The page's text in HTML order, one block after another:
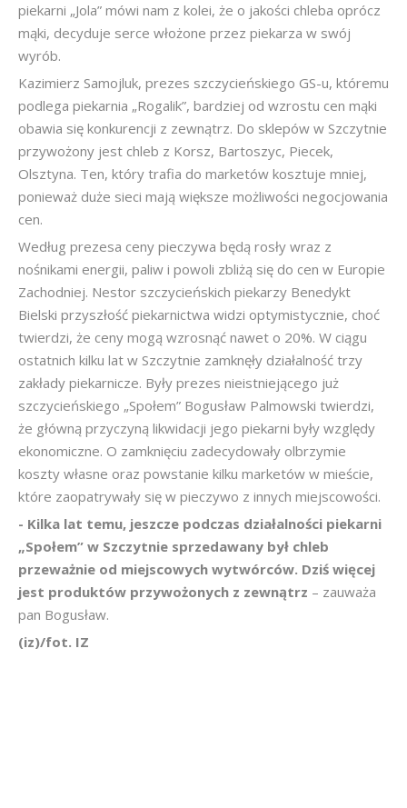
piekarni „Jola” mówi nam z kolei, że o jakości chleba oprócz
mąki, decyduje serce włożone przez piekarza w swój
wyrób.
Kazimierz Samojluk, prezes szczycieńskiego GS-u, któremu
podlega piekarnia „Rogalik”, bardziej od wzrostu cen mąki
obawia się konkurencji z zewnątrz. Do sklepów w Szczytnie
przywożony jest chleb z Korsz, Bartoszyc, Piecek,
Olsztyna. Ten, który trafia do marketów kosztuje mniej,
ponieważ duże sieci mają większe możliwości negocjowania
cen.
Według prezesa ceny pieczywa będą rosły wraz z
nośnikami energii, paliw i powoli zbliżą się do cen w Europie
Zachodniej. Nestor szczycieńskich piekarzy Benedykt
Bielski przyszłość piekarnictwa widzi optymistycznie, choć
twierdzi, że ceny mogą wzrosnąć nawet o 20%. W ciągu
ostatnich kilku lat w Szczytnie zamknęły działalność trzy
zakłady piekarnicze. Były prezes nieistniejącego już
szczycieńskiego „Społem” Bogusław Palmowski twierdzi,
że główną przyczyną likwidacji jego piekarni były względy
ekonomiczne. O zamknięciu zadecydowały olbrzymie
koszty własne oraz powstanie kilku marketów w mieście,
które zaopatrywały się w pieczywo z innych miejscowości.
- Kilka lat temu, jeszcze podczas działalności piekarni
„Społem” w Szczytnie sprzedawany był chleb
przeważnie od miejscowych wytwórców. Dziś więcej
jest produktów przywożonych z zewnątrz – zauważa
pan Bogusław.
(iz)/fot. IZ